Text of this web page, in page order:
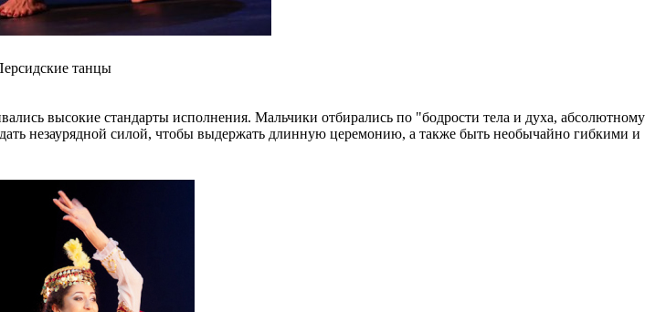
танцы
высокие стандарты исполнения. Мальчики отбирались по "бодрости тела и духа, абсолютному
незаурядной силой, чтобы выдержать длинную церемонию, а также быть необычайно гибкими и